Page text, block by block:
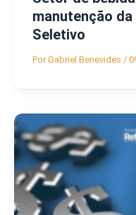
manutenção
Seletivo
PorGabriel Benevides /